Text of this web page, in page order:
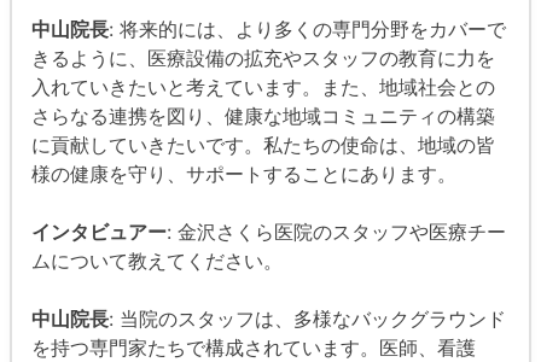
中山院長: 将来的には、より多くの専門分野をカバーで
きるように、医療設備の拡充やスタッフの教育に力を
入れていきたいと考えています。また、地域社会との
さらなる連携を図り、健康な地域コミュニティの構築
に貢献していきたいです。私たちの使命は、地域の皆
様の健康を守り、サポートすることにあります。
インタビュアー: 金沢さくら医院のスタッフや医療チー
ムについて教えてください。
中山院長: 当院のスタッフは、多様なバックグラウンド
を持つ専門家たちで構成されています。医師、看護